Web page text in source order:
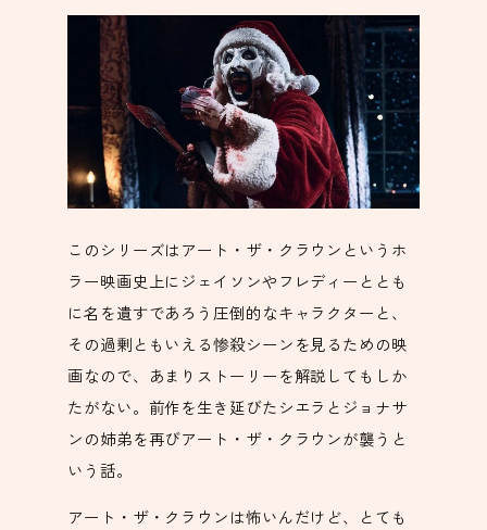
このシリーズはアート・ザ・クラウンというホ
ラー映画史上にジェイソンやフレディーととも
に名を遺すであろう圧倒的なキャラクターと、
その過剰ともいえる惨殺シーンを見るための映
画なので、あまりストーリーを解説してもしか
たがない。前作を生き延びたシエラとジョナサ
ンの姉弟を再びアート・ザ・クラウンが襲うと
いう話。
アート・ザ・クラウンは怖いんだけど、とても